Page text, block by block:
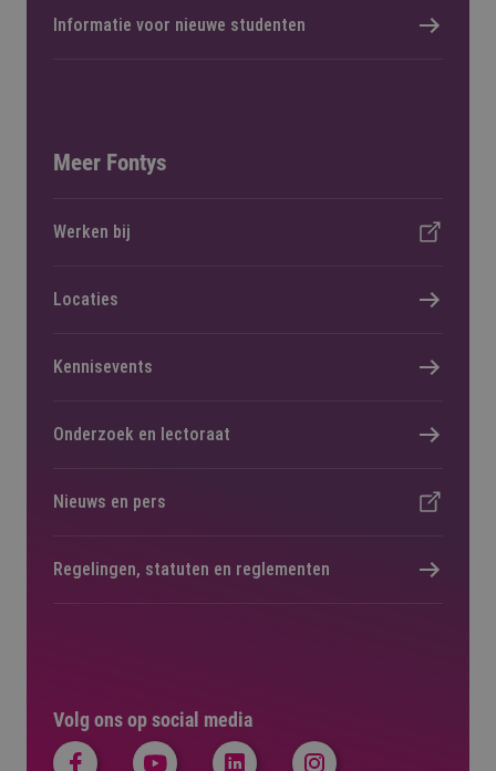
Volg ons op social media
Informatie voor nieuwe studenten
Meer Fontys
Werken bij
Locaties
Kennisevents
Onderzoek en lectoraat
Nieuws en pers
Regelingen, statuten en reglementen